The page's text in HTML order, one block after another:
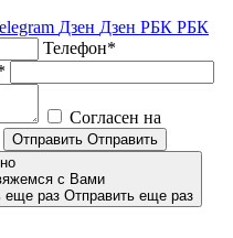
Дзен Дзен РБК РБК
Телефон*
Согласен на
Отправить Отправить
с Вами
еще раз Отправить еще раз